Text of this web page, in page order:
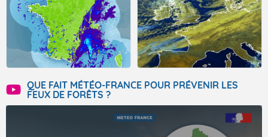
QUE FAIT MÉTÉO-FRANCE POUR PRÉVENIR LES
FEUX DE FORÊTS ?